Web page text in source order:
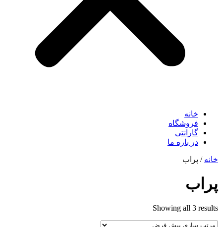
خانه
فروشگاه
گارانتی
در باره ما
خانه / پراب
پراب
Showing all 3 results